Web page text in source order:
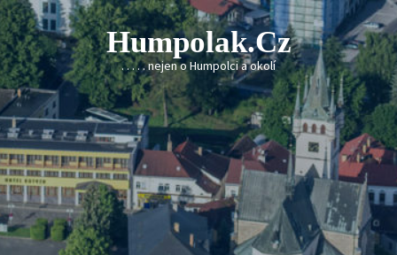
Skip
to
content
Humpolak.cz
. . . . . nejen o Humpolci a okolí